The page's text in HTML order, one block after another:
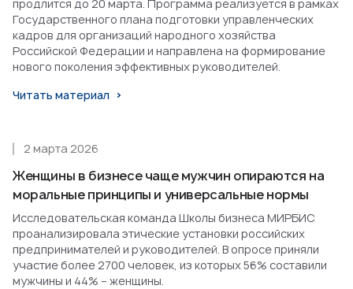
продлится до 20 марта. Программа реализуется в рамках
Государственного плана подготовки управленческих
кадров для организаций народного хозяйства
Российской Федерации и направлена на формирование
нового поколения эффективных руководителей.
Читать материал
Женщины в бизнесе чаще мужчин опираются на
моральные принципы и универсальные нормы
2 марта 2026
Исследовательская команда Школы бизнеса МИРБИС
проанализировала этические установки российских
предпринимателей и руководителей. В опросе приняли
участие более 2700 человек, из которых 56% составили
мужчины и 44% – женщины.